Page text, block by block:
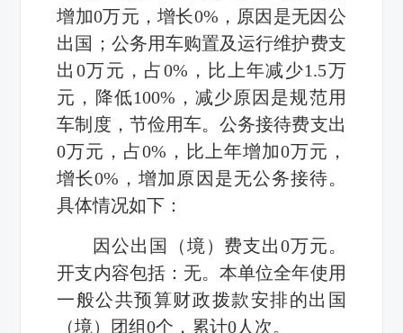
增加0万元，增长0% ，原因是无因公
出国；公务用车购置及运行维护费支
出 0万元，占0% ，比上年减少1.5万
元，降低100% ，减少原因是规范用
车制度，节俭用车。公务接待费支出
0万元，占0% ，比上年增加0万元，
增长0% ，增加原因是无公务接待。
具体情况如下：
因公出国（境）费支出0万元。
开支内容包括：无。本单位全年使用
一般公共预算财政拨款安排的出国
（境）团组0个，累计0人次。